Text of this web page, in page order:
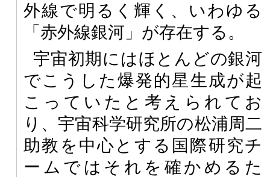
外線で明るく輝く、いわゆる
「赤外線銀河」が存在する。
宇宙初期にはほとんどの銀河
でこうした爆発的星生成が起
こっていたと考えられてお
り、宇宙科学研究所の松浦周二
助教を中心とする国際研究チ
ームではそれを確かめるた